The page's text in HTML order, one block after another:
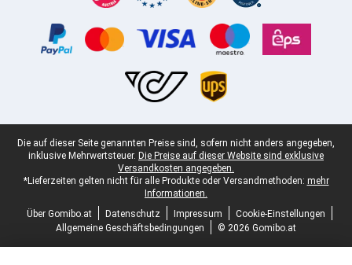
Juristische Fußzeile
Die auf dieser Seite genannten Preise sind, sofern nicht anders angegeben,
inklusive Mehrwertsteuer. Die Preise auf dieser Website sind exklusive
Versandkosten angegeben.
*Lieferzeiten gelten nicht für alle Produkte oder Versandmethoden: mehr
Informationen.
Über Gomibo.at
Datenschutz Impressum
Cookie-Einstellungen
Allgemeine Geschäftsbedingungen
© 2026 Gomibo.at